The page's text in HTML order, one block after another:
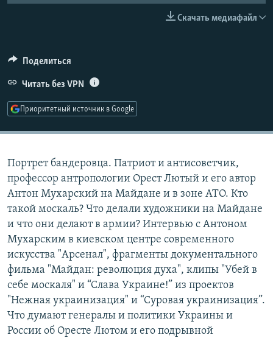
СОЦИАЛЬНЫЕ СЕТИ
Скачать медиафайл
Поделиться
Читать без VPN
Приоритетный источник в Google
Портрет бандеровца. Патриот и антисоветчик,
профессор антропологии Орест Лютый и его автор
Антон Мухарский на Майдане и в зоне АТО. Кто
такой москаль? Что делали художники на Майдане
и что они делают в армии? Интервью с Антоном
Мухарским в киевском центре современного
искусства "Арсенал", фрагменты документального
фильма "Майдан: революция духа", клипы "Убей в
себе москаля" и “Слава Украине!” из проектов
"Нежная украинизация" и “Суровая украинизация”.
Что думают генералы и политики Украины и
России об Оресте Лютом и его подрывной